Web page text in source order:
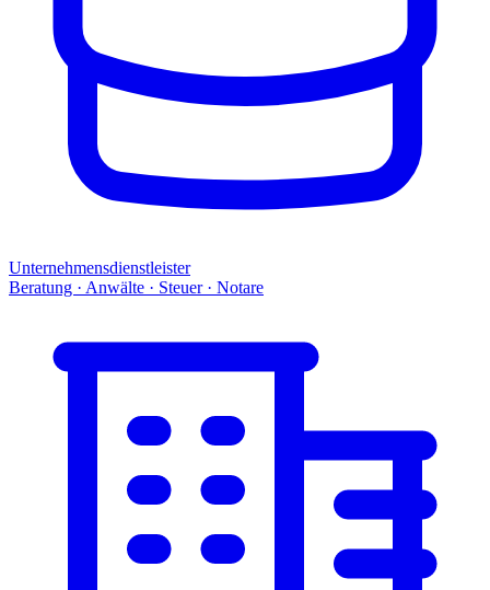
Unternehmensdienstleister
Beratung · Anwälte · Steuer · Notare